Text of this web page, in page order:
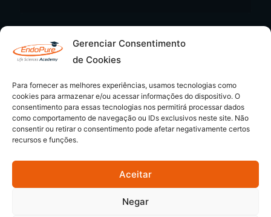
Gerenciar Consentimento
de Cookies
Para fornecer as melhores experiências, usamos tecnologias como
cookies para armazenar e/ou acessar informações do dispositivo. O
consentimento para essas tecnologias nos permitirá processar dados
como comportamento de navegação ou IDs exclusivos neste site. Não
consentir ou retirar o consentimento pode afetar negativamente certos
recursos e funções.
Aceitar
Negar
© 2026 - EndoPure Academy | CNPJ: 54.349.169/0001-80